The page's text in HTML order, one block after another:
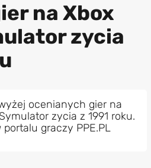
na Xbox
zycia
ocenianych gier na
zycia z 1991 roku.
graczy PPE.PL